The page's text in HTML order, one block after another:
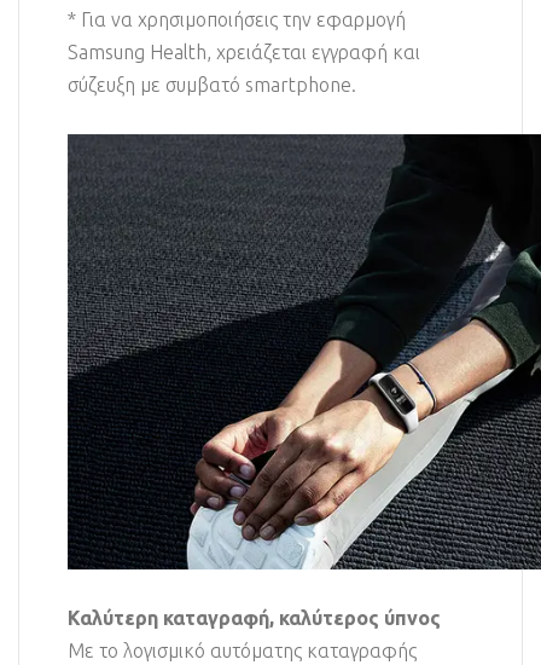
* Για να χρησιμοποιήσεις την εφαρμογή
Samsung Health, χρειάζεται εγγραφή και
σύζευξη με συμβατό smartphone.
Καλύτερη καταγραφή, καλύτερος ύπνος
Με το λογισμικό αυτόματης καταγραφής